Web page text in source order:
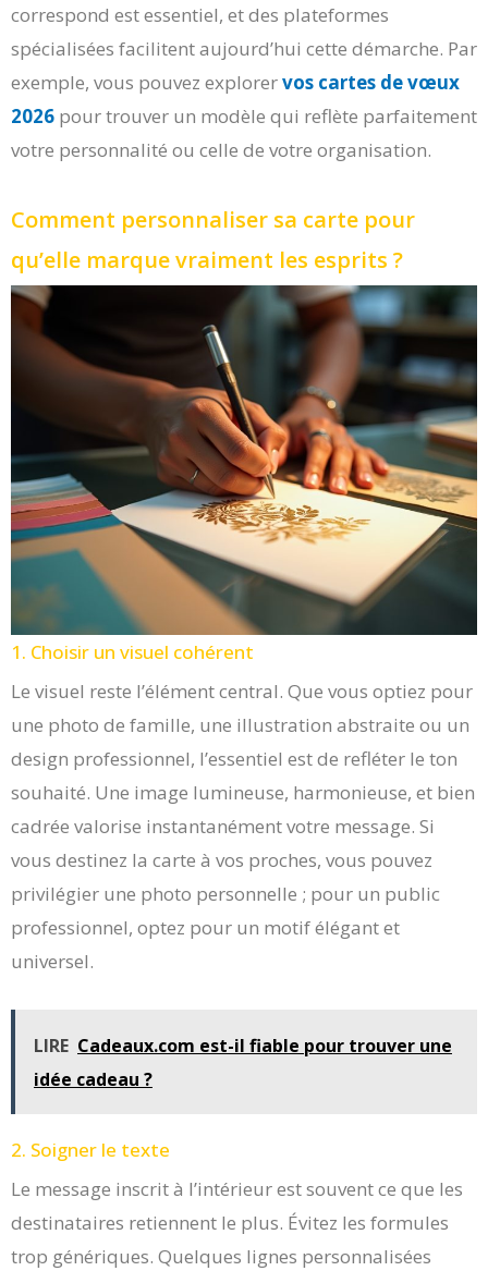
correspond est essentiel, et des plateformes
spécialisées facilitent aujourd’hui cette démarche. Par
exemple, vous pouvez explorervos cartes de vœux
2026 pour trouver un modèle qui reflète parfaitement
votre personnalité ou celle de votre organisation.
Comment personnaliser sa carte pour
qu’elle marque vraiment les esprits ?
1. Choisir un visuel cohérent
Le visuel reste l’élément central. Que vous optiez pour
une photo de famille, une illustration abstraite ou un
design professionnel, l’essentiel est de refléter le ton
souhaité. Une image lumineuse, harmonieuse, et bien
cadrée valorise instantanément votre message. Si
vous destinez la carte à vos proches, vous pouvez
privilégier une photo personnelle ; pour un public
professionnel, optez pour un motif élégant et
universel.
LIRE Cadeaux.com est-il fiable pour trouver une
idée cadeau ?
2. Soigner le texte
Le message inscrit à l’intérieur est souvent ce que les
destinataires retiennent le plus. Évitez les formules
trop génériques. Quelques lignes personnalisées